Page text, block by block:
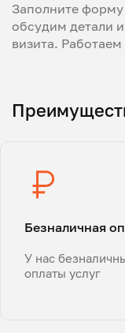
Заполните
обсудим детали
визита.
Безналичная
У нас
оплаты услуг